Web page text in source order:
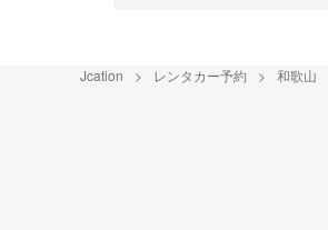
Jcation レンタカー予約 和歌山